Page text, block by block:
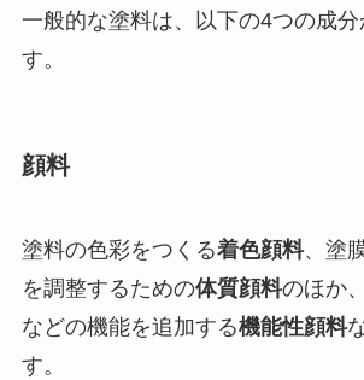
一般的な塗料は、以下の4つの成分
す。
顔料
塗料の色彩をつくる着色顔料、塗
を調整するための体質顔料のほか
などの機能を追加する機能性顔料
す。